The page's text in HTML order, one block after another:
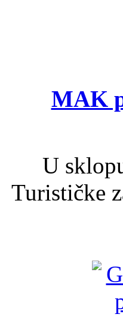
MAK
U
Turističke